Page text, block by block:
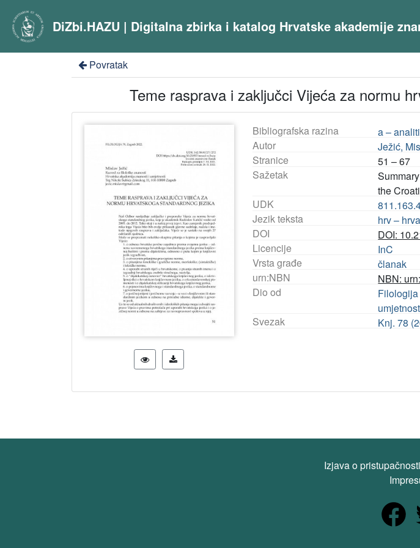
DiZbi.HAZU | Digitalna zbirka i katalog Hrvatske akademije
Povratak
Teme rasprava i zaključci Vijeća za normu
Bibliografska razina
a –
Autor
Ježić,
Stranice
51 – 67
Sažetak
the
UDK
Jezik teksta
hrv –
DOI
DOI:
Licencije
InC
Vrsta građe
članak
urn:NBN
NBN:
Dio od
Svezak
Knj. 78
Izjava o pristupačnosti